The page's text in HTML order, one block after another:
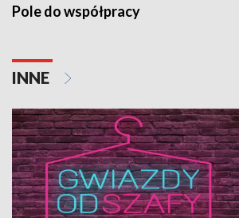
Pole do współpracy
INNE